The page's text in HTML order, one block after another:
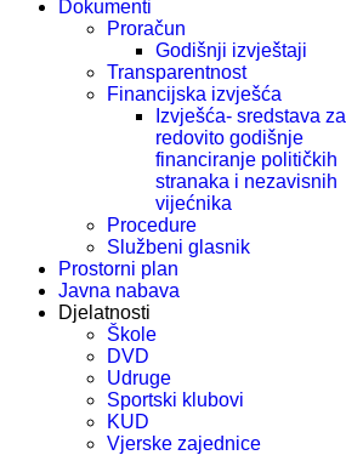
Dokumenti
Proračun
Godišnji izvještaji
Transparentnost
Financijska izvješća
Izvješća- sredstava za
redovito godišnje
financiranje političkih
stranaka i nezavisnih
vijećnika
Procedure
Službeni glasnik
Prostorni plan
Javna nabava
Djelatnosti
Škole
DVD
Udruge
Sportski klubovi
KUD
Vjerske zajednice